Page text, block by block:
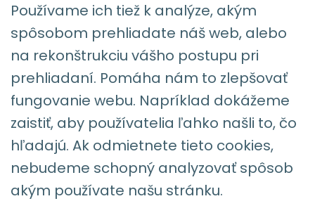
Používame ich tiež k analýze, akým
spôsobom prehliadate náš web, alebo
na rekonštrukciu vášho postupu pri
prehliadaní. Pomáha nám to zlepšovať
fungovanie webu. Napríklad dokážeme
zaistiť, aby používatelia ľahko našli to, čo
hľadajú. Ak odmietnete tieto cookies,
nebudeme schopný analyzovať spôsob
akým používate našu stránku.